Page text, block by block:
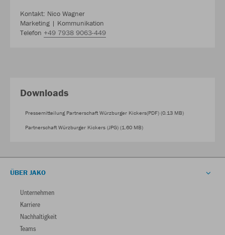
Kontakt: Nico Wagner
Marketing | Kommunikation
Telefon +49 7938 9063-449
Downloads
Pressemitteilung Partnerschaft Würzburger Kickers(PDF) (0.13 MB)
Partnerschaft Würzburger Kickers (JPG) (1.60 MB)
ÜBER JAKO
Unternehmen
Karriere
Nachhaltigkeit
Teams